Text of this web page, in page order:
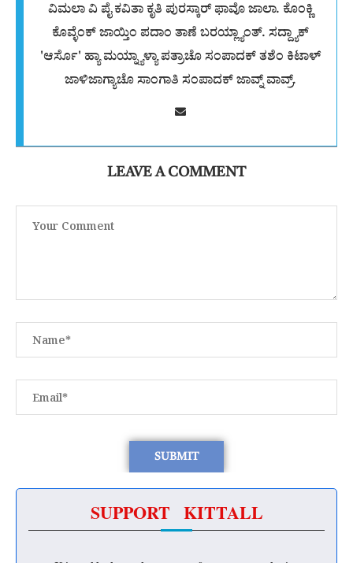
ವಿಮಲಾ ವಿ ಪೈ ಕವಿತಾ ಕೃತಿ ಪುರಸ್ಕಾರ್ ಫಾವೊ ಜಾಲಾ. ಕೊಂಕ್ಣಿ
ಕೊವ್ಳೆಂಕ್ ಜಾಯ್ತಿಂ ಪದಾಂ ತಾಣೆ ಬರಯ್ಲ್ಯಾಂತ್. ಸದ್ದ್ಯಾಕ್
'ಆರ್ಸೊ' ಹ್ಯಾ ಮಯ್ನ್ಯಾಳ್ಯಾ ಪತ್ರಾಚೊ ಸಂಪಾದಕ್ ತಶೆಂ ಕಿಟಾಳ್
ಜಾಳಿಜಾಗ್ಯಾಚೊ ಸಾಂಗಾತಿ ಸಂಪಾದಕ್ ಜಾವ್ನ್ ವಾವ್ರ್.
LEAVE A COMMENT
SUPPORT KITTALL